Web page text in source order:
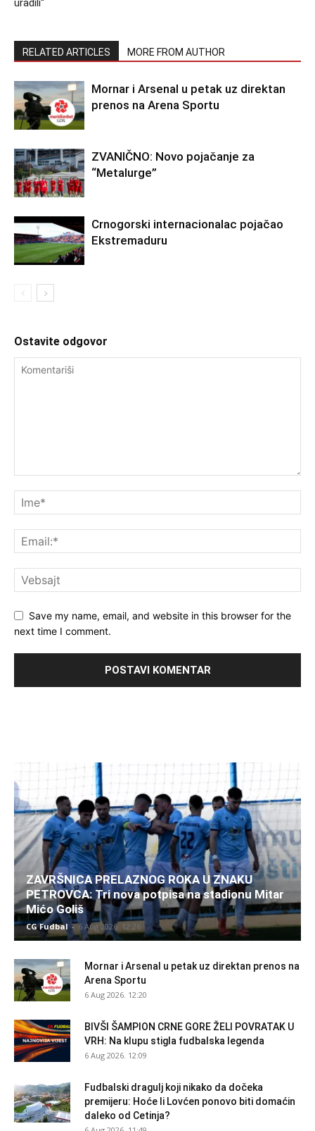
uradili“
RELATED ARTICLES MORE FROM AUTHOR
Mornar i Arsenal u petak uz direktan
prenos na Arena Sportu
ZVANIČNO: Novo pojačanje za
“Metalurge”
Crnogorski internacionalac pojačao
Ekstremaduru
Ostavite odgovor
Save my name, email, and website in this browser for the
next time I comment.
ZAVRŠNICA PRELAZNOG ROKA U ZNAKU
PETROVCA: Tri nova potpisa na stadionu Mitar
Mićo Goliš
CG Fudbal - 6 Aug 2026. 12:26
Mornar i Arsenal u petak uz direktan prenos na
Arena Sportu
6 Aug 2026. 12:20
BIVŠI ŠAMPION CRNE GORE ŽELI POVRATAK U
VRH: Na klupu stigla fudbalska legenda
6 Aug 2026. 12:09
Fudbalski dragulj koji nikako da dočeka
premijeru: Hoće li Lovćen ponovo biti domaćin
daleko od Cetinja?